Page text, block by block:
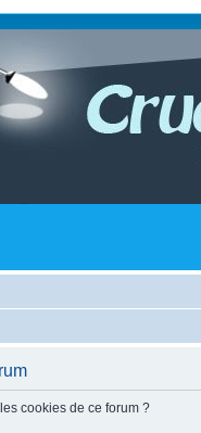
cookies de ce forum ?